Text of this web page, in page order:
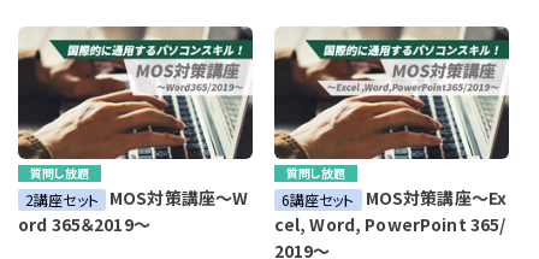
質問し放題
2講座セット MOS対策講座～W
ord 365＆2019～
質問し放題
6講座セット MOS対策講座～Ex
cel, Word, PowerPoint 365/
2019～